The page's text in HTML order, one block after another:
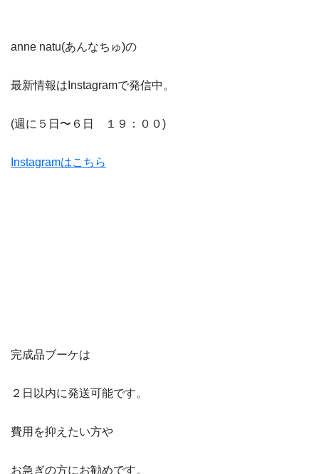
anne natu(あんなちゅ)の
最新情報はInstagramで発信中。
(週に５日〜６日 １９：００)
Instagramはこちら
完成品ブーケは
２日以内に発送可能です。
費用を抑えたい方や
お急ぎの方にお勧めです。